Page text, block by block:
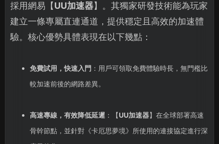
採用網易【UU加速器】。其獨家研發技術能為玩家
建立一條專屬直連通道，提供穩定且高效的加速體
驗。核心優勢具體表現在以下幾點：
免費試用，快速入門 ：用戶可領取免費體驗時長，無門檻比
較加速前後的網路差異。
高速專線，有效降低延遲：【UU加速器】在全球部署高速
骨幹節點，並針對《卡厄思夢境》所使用的連接協定進行深